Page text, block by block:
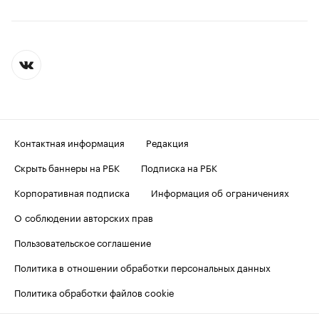
Контактная информация
Редакция
Скрыть баннеры на РБК
Подписка на РБК
Корпоративная подписка
Информация об ограничениях
О соблюдении авторских прав
Пользовательское соглашение
Политика в отношении обработки персональных данных
Политика обработки файлов cookie